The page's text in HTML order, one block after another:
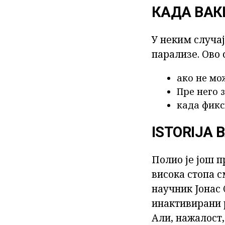
КАДА
У неким
парализе. Ово
ако не
Пре него
када
Полио је још
висока стопа
научник
инактивирани
Али,